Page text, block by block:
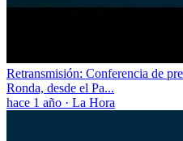
Retransmisión: Conferencia de
Ronda, desde el Pa...
hace 1 año · La Hora